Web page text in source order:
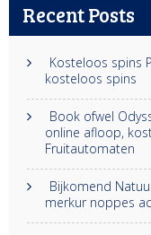
Recent Posts
Kosteloos spins
kosteloos spins
Book ofwel
online afloop,
Fruitautomaten
Bijkomend
merkur noppes